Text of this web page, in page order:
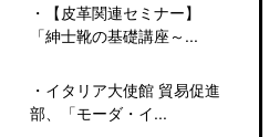
・
【皮革関連セミナー】
「紳士靴の基礎講座～...
・ イタリア大使館 貿易促進
部、「モーダ・イ...